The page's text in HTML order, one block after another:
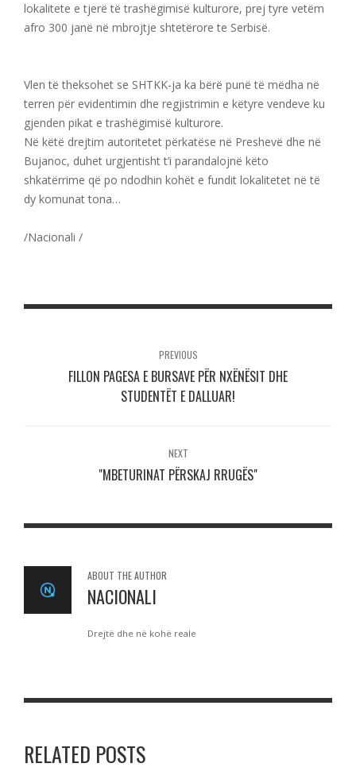
lokalitete e tjerë të trashëgimisë kulturore, prej tyre vetëm
afro 300 janë në mbrojtje shtetërore te Serbisë.
Vlen të theksohet se SHTKK-ja ka bërë punë të mëdha në
terren për evidentimin dhe regjistrimin e këtyre vendeve ku
gjenden pikat e trashëgimisë kulturore.
Në këtë drejtim autoritetet përkatëse në Preshevë dhe në
Bujanoc, duhet urgjentisht t’i parandalojnë këto
shkatërrime që po ndodhin kohët e fundit lokalitetet në të
dy komunat tona…
/Nacionali /
PREVIOUS
FILLON PAGESA E BURSAVE PËR NXËNËSIT DHE
STUDENTËT E DALLUAR!
NEXT
"MBETURINAT PËRSKAJ RRUGËS"
ABOUT THE AUTHOR
NACIONALI
Drejtë dhe në kohë reale
RELATED POSTS